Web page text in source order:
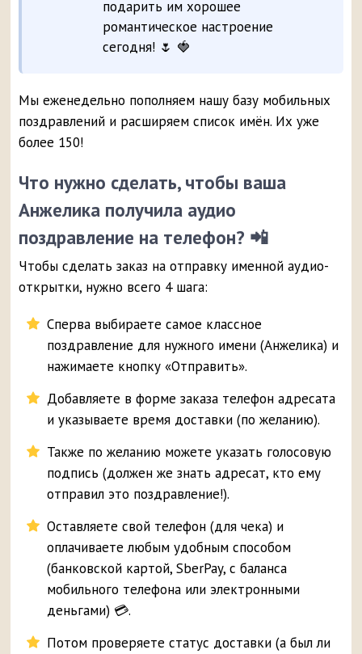
подарить им хорошее
романтическое настроение
сегодня! 🌷 🍓
Мы еженедельно пополняем нашу базу мобильных
поздравлений и расширяем список имён. Их уже
более 150!
Что нужно сделать, чтобы ваша
Анжелика получила аудио
поздравление на телефон? 📲
Чтобы сделать заказ на отправку именной аудио-
открытки, нужно всего 4 шага:
Сперва выбираете самое классное
поздравление для нужного имени (Анжелика) и
нажимаете кнопку «Отправить».
Добавляете в форме заказа телефон адресата
и указываете время доставки (по желанию).
Также по желанию можете указать голосовую
подпись (должен же знать адресат, кто ему
отправил это поздравление!).
Оставляете свой телефон (для чека) и
оплачиваете любым удобным способом
(банковской картой, SberPay, с баланса
мобильного телефона или электронными
деньгами) 💳.
Потом проверяете статус доставки (а был ли